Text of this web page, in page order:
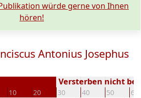
würde gerne von Ihnen
hören!
Antonius Josephus
10 20 30 40 50 60
Versterben nicht